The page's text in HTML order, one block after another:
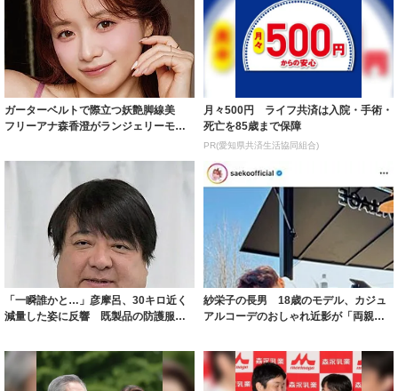
ガーターベルトで際立つ妖艶脚線美
フリーアナ森香澄がランジェリーモデ
月々500円 ライフ共済は入院・手術・
死亡を85歳まで保障
PR(愛知県共済生活協同組合)
「一瞬誰かと…」彦摩呂、30キロ近く
減量した姿に反響 既製品の防護服が
紗栄子の長男 18歳のモデル、カジュ
アルコーデのおしゃれ近影が「両親の